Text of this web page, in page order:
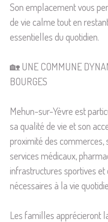
Son emplacement vous
de vie calme tout en
essentielles du quotidien.
🏡 UNE COMMUNE
BOURGES
Mehun-sur-Yèvre est
sa qualité de vie et son
proximité des
services médicaux,
infrastructures sportives
nécessaires à la vie
Les familles apprécieront